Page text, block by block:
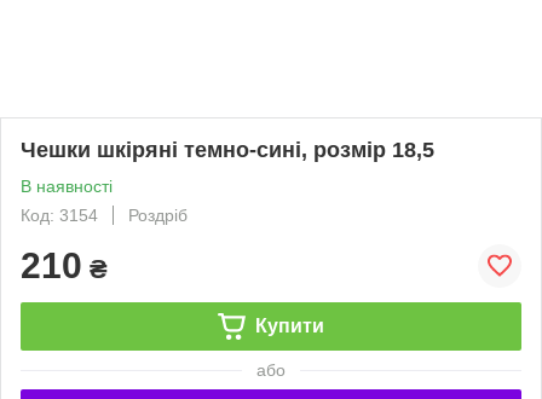
Чешки шкіряні темно-сині, розмір 18,5
В наявності
Код: 3154
Роздріб
210 ₴
Купити
або